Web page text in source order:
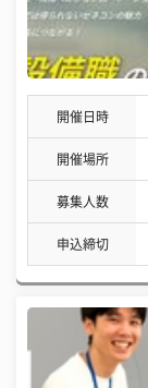
開催日時
開催場所
募集人数
申込締切